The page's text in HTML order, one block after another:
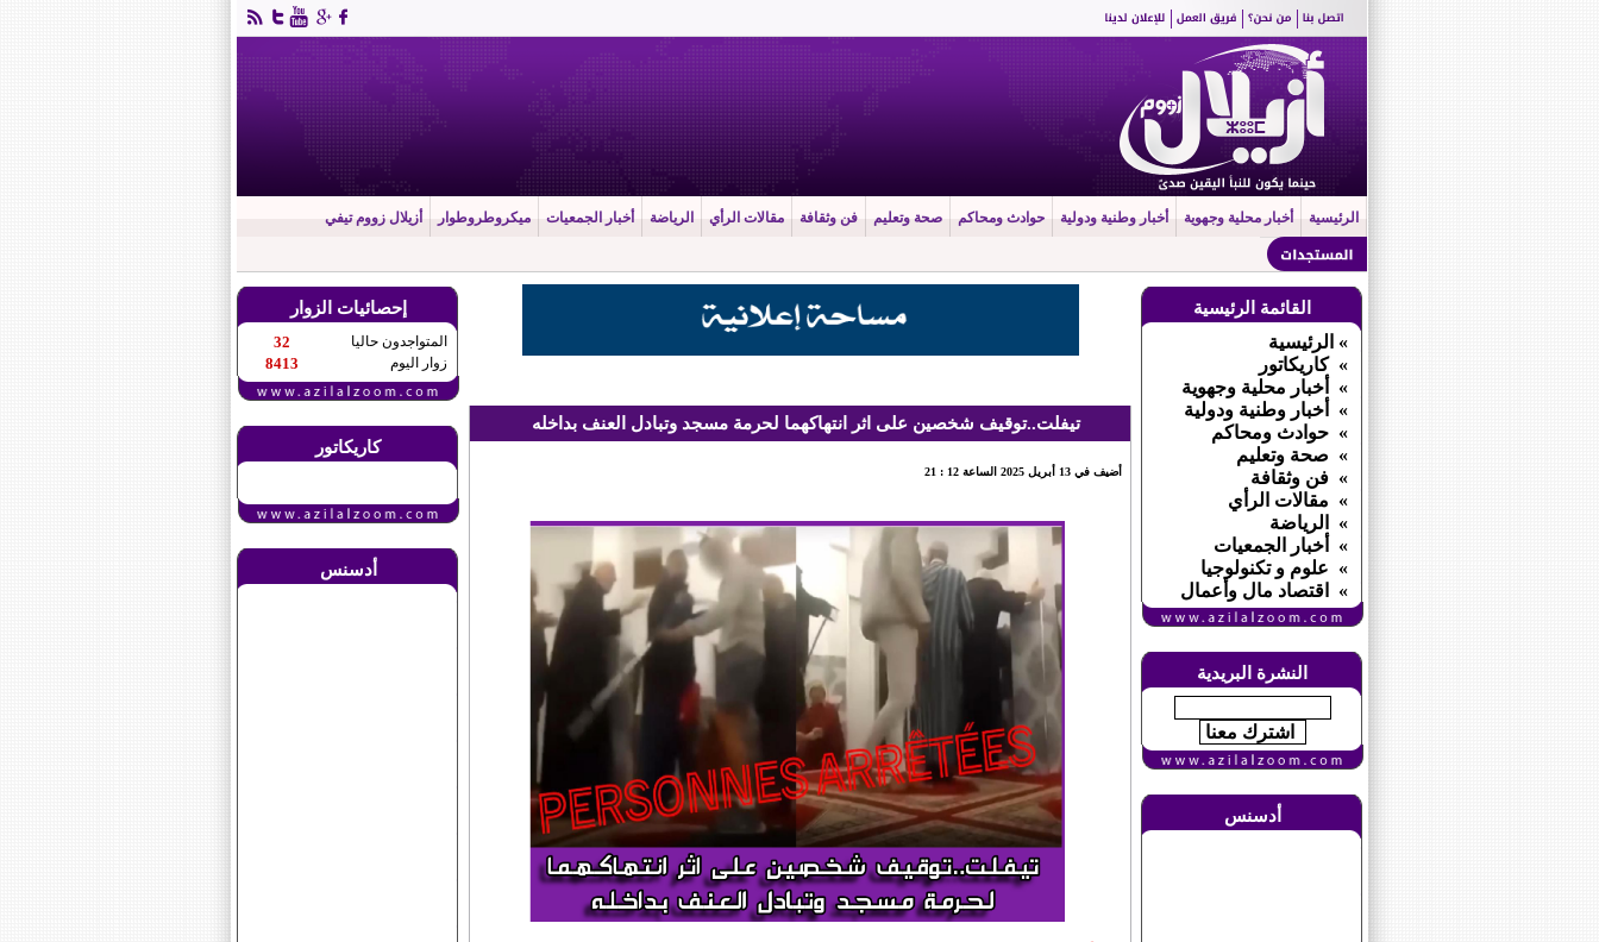
الرئيسية أخبار محلية وجهوية أخبار وطنية ودولية حوادث ومحاكم صحة وتعليم فن وثقافة مقالات الرأي الرياضة أخبار الجمعيات ميكروطروطوار أزيلال زووم تيفي
إحصائيات الزوار
المتواجدون حاليا 32
زوار اليوم 8413
كاريكاتور
أدسنس
تيفلت..توقيف شخصين على اثر انتهاكهما لحرمة مسجد وتبادل العنف بداخله
أضيف في 13 أبريل 2025 الساعة 12 : 21
القائمة الرئيسية
» الرئيسية
» كاريكاتور
» أخبار محلية وجهوية
» أخبار وطنية ودولية
» حوادث ومحاكم
» صحة وتعليم
» فن وثقافة
» مقالات الرأي
» الرياضة
» أخبار الجمعيات
» علوم و تكنولوجيا
» اقتصاد مال وأعمال
النشرة البريدية
أدسنس